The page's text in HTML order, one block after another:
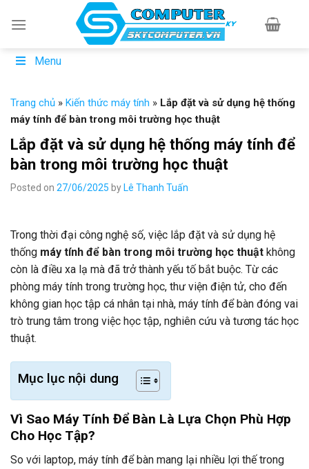
Menu
Trang chủ » Kiến thức máy tính » Lắp đặt và sử dụng hệ thống
máy tính để bàn trong môi trường học thuật
Lắp đặt và sử dụng hệ thống máy tính để
bàn trong môi trường học thuật
Posted on 27/06/2025 by Lê Thanh Tuấn
Trong thời đại công nghệ số, việc lắp đặt và sử dụng hệ
thống máy tính để bàn trong môi trường học thuật không
còn là điều xa lạ mà đã trở thành yếu tố bắt buộc. Từ các
phòng máy tính trong trường học, thư viện điện tử, cho đến
không gian học tập cá nhân tại nhà, máy tính để bàn đóng vai
trò trung tâm trong việc học tập, nghiên cứu và tương tác học
thuật.
Mục lục nội dung
Vì Sao Máy Tính Để Bàn Là Lựa Chọn Phù Hợp
Cho Học Tập?
So với laptop, máy tính để bàn mang lại nhiều lợi thế trong